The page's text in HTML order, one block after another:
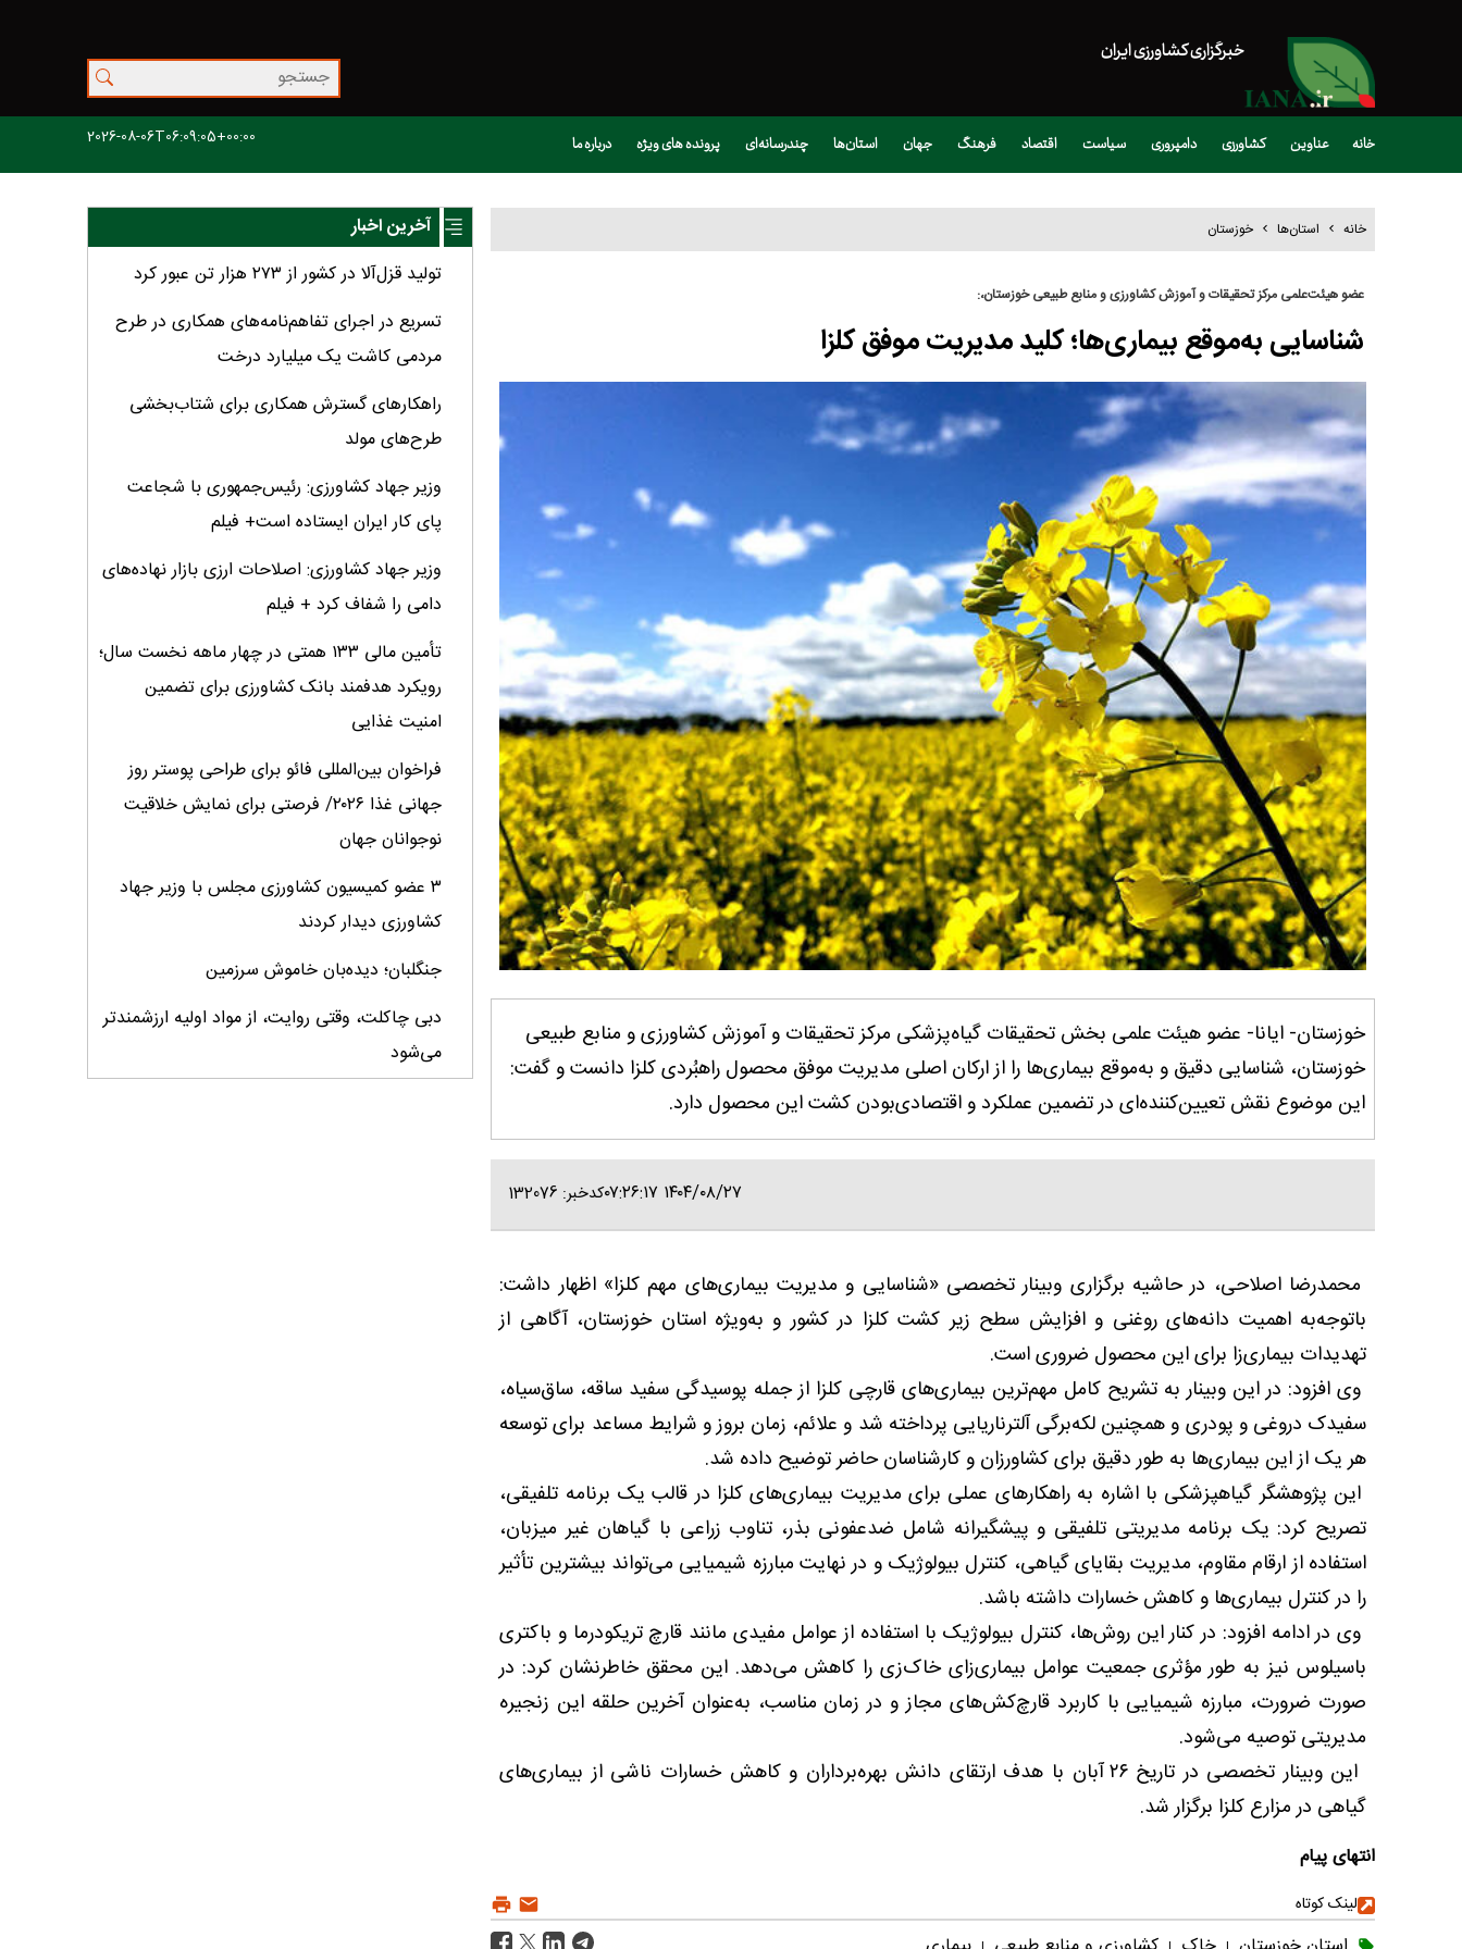
خبرگزاری کشاورزی ایران
خانه عناوین کشاورزی دامپروری سیاست اقتصاد فرهنگ جهان استان‌ها چندرسانه‌ای پرونده های ویژه درباره ما 2026-08-06T06:09:05+00:00
خانه استان‌ها خوزستان
عضو هیئت‌علمی مرکز تحقیقات و آموزش کشاورزی و منابع طبیعی خوزستان،:
شناسایی به‌موقع بیماری‌ها؛ کلید مدیریت موفق کلزا
خوزستان- ایانا- عضو هیئت‌ علمی بخش تحقیقات گیاه‌پزشکی مرکز تحقیقات و آموزش کشاورزی و منابع طبیعی
خوزستان، شناسایی دقیق و به‌موقع بیماری‌ها را از ارکان اصلی مدیریت موفق محصول راهبُردی کلزا دانست و گفت:
این موضوع نقش تعیین‌کننده‌ای در تضمین عملکرد و اقتصادی‌بودن کشت این محصول دارد.
۱۴۰۴/۰۸/۲۷ ۰۷:۲۶:۱۷ کدخبر: 132076
محمدرضا اصلاحی، در حاشیه برگزاری وبینار تخصصی «شناسایی و مدیریت بیماری‌های مهم کلزا» اظهار داشت:
باتوجه‌به اهمیت دانه‌های روغنی و افزایش سطح زیر کشت کلزا در کشور و به‌ویژه استان خوزستان، آگاهی از
تهدیدات بیماری‌زا برای این محصول ضروری است.
وی افزود: در این وبینار به تشریح کامل مهم‌ترین بیماری‌های قارچی کلزا از جمله پوسیدگی سفید ساقه، ساق‌سیاه،
سفیدک دروغی و پودری و همچنین لکه‌برگی آلترناریایی پرداخته شد و علائم، زمان بروز و شرایط مساعد برای توسعه
هر یک از این بیماری‌ها به طور دقیق برای کشاورزان و کارشناسان حاضر توضیح داده شد.
این پژوهشگر گیاهپزشکی با اشاره به راهکارهای عملی برای مدیریت بیماری‌های کلزا در قالب یک برنامه تلفیقی،
تصریح کرد: یک برنامه مدیریتی تلفیقی و پیشگیرانه شامل ضدعفونی بذر، تناوب زراعی با گیاهان غیر میزبان،
استفاده از ارقام مقاوم، مدیریت بقایای گیاهی، کنترل بیولوژیک و در نهایت مبارزه شیمیایی می‌تواند بیشترین تأثیر
را در کنترل بیماری‌ها و کاهش خسارات داشته باشد.
وی در ادامه افزود: در کنار این روش‌ها، کنترل بیولوژیک با استفاده از عوامل مفیدی مانند قارچ تریکودرما و باکتری
باسیلوس نیز به طور مؤثری جمعیت عوامل بیماری‌زای خاک‌زی را کاهش می‌دهد. این محقق خاطرنشان کرد: در
صورت ضرورت، مبارزه شیمیایی با کاربرد قارچ‌کش‌های مجاز و در زمان مناسب، به‌عنوان آخرین حلقه این زنجیره
مدیریتی توصیه می‌شود.
این وبینار تخصصی در تاریخ ۲۶ آبان با هدف ارتقای دانش بهره‌برداران و کاهش خسارات ناشی از بیماری‌های
گیاهی در مزارع کلزا برگزار شد.
انتهای پیام
لینک کوتاه
آخرین اخبار
تولید قزل‌آلا در کشور از ۲۷۳ هزار تن عبور کرد
تسریع در اجرای تفاهم‌نامه‌های همکاری در طرح
مردمی کاشت یک میلیارد درخت
راهکارهای گسترش همکاری برای شتاب‌بخشی
طرح‌های مولد
وزیر جهاد کشاورزی: رئیس‌جمهوری با شجاعت
پای کار ایران ایستاده است+ فیلم
وزیر جهاد کشاورزی: اصلاحات ارزی بازار نهاده‌های
دامی را شفاف کرد + فیلم
تأمین مالی ۱۳۳ همتی در چهار ماهه نخست سال؛
رویکرد هدفمند بانک کشاورزی برای تضمین
امنیت غذایی
فراخوان بین‌المللی فائو برای طراحی پوستر روز
جهانی غذا ۲۰۲۶/ فرصتی برای نمایش خلاقیت
نوجوانان جهان
۳ عضو کمیسیون کشاورزی مجلس با وزیر جهاد
کشاورزی دیدار کردند
جنگلبان؛ دیده‌بان خاموش سرزمین
دبی چاکلت، وقتی روایت، از مواد اولیه ارزشمندتر
می‌شود